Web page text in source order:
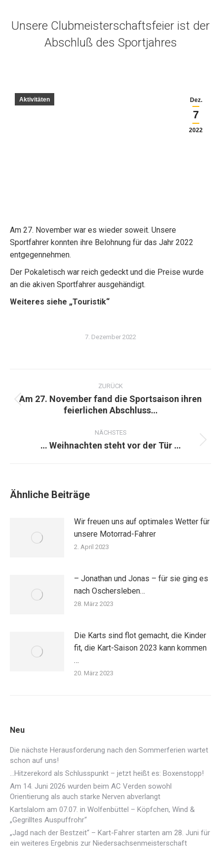
Unsere Clubmeisterschaftsfeier ist der
Abschluß des Sportjahres
Dez.
7
2022
Aktivitäten
Am 27. November war es wieder soweit. Unsere
Sportfahrer konnten ihre Belohnung für das Jahr 2022
entgegennehmen.
Der Pokaletisch war reich gedeckt und die Preise wurde
an die akiven Sportfahrer ausgehändigt.
Weiteres siehe „Touristik“
7. Dezember 2022
ZURÜCK
Vorheriger
Am 27. November fand die Sportsaison ihren
feierlichen Abschluss…
NÄCHSTES
Nächster
… Weihnachten steht vor der Tür …
Ähnliche Beiträge
Wir freuen uns auf optimales Wetter für
unsere Motorrad-Fahrer
2. April 2023
– Jonathan und Jonas – für sie ging es
nach Oschersleben…
28. März 2023
Die Karts sind flot gemacht, die Kinder
fit, die Kart-Saison 2023 kann kommen
…
20. März 2023
Neu
Die nächste Herausforderung nach den Sommerferien wartet
schon auf uns!
…Hitzerekord als Schlusspunkt – jetzt heißt es: Boxenstopp!
Am 14. Juni 2026 wurden beim AC Verden sowohl
Orientierung als auch starke Nerven abverlangt
Kartslalom am 07.07. in Wolfenbüttel – Köpfchen, Wind &
„Gegrilltes Auspuffrohr“
„Jagd nach der Bestzeit“ – Kart-Fahrer starten am 28. Juni für
ein weiteres Ergebnis zur Niedersachsenmeisterschaft